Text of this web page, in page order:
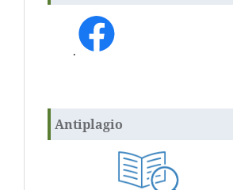
.
Antiplagio